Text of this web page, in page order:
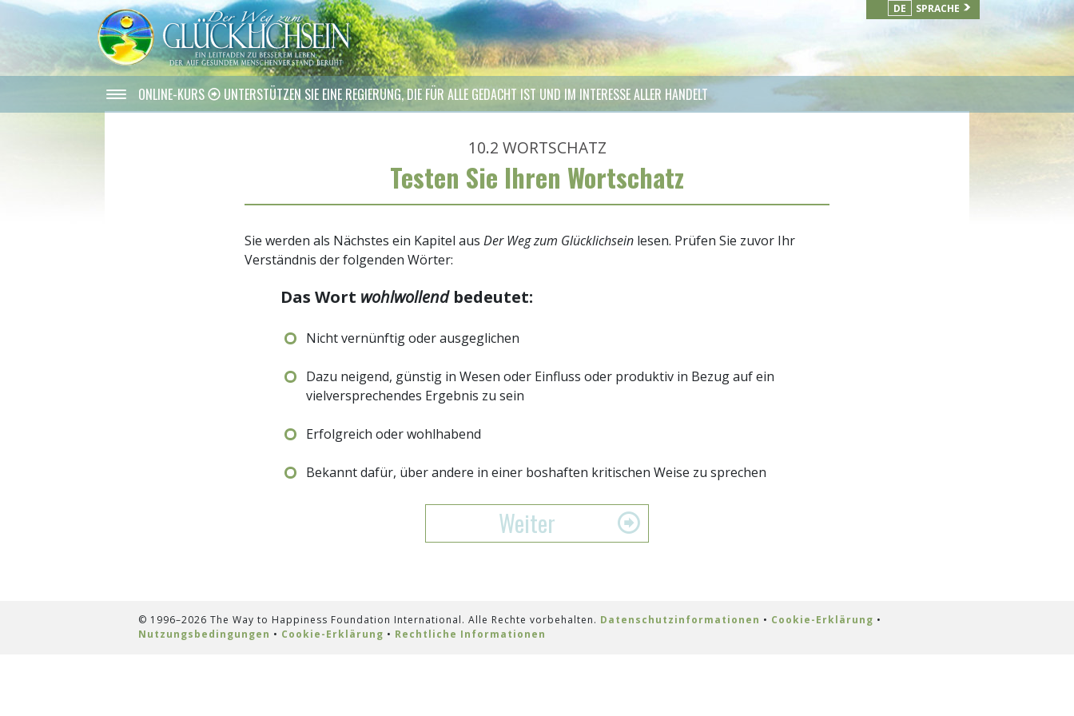
DE SPRACHE
ONLINE-KURS UNTERSTÜTZEN SIE EINE REGIERUNG, DIE FÜR ALLE GEDACHT IST UND IM INTERESSE ALLER HANDELT
10.2 WORTSCHATZ
Testen Sie Ihren Wortschatz
Sie werden als Nächstes ein Kapitel aus Der Weg zum Glücklichseinlesen. Prüfen Sie zuvor Ihr
Verständnis der folgenden Wörter:
Das Wort wohlwollendbedeutet:
Nicht vernünftig oder ausgeglichen
Dazu neigend, günstig in Wesen oder Einfluss oder produktiv in Bezug auf ein
vielversprechendes Ergebnis zu sein
Erfolgreich oder wohlhabend
Bekannt dafür, über andere in einer boshaften kritischen Weise zu sprechen
Weiter
© 1996–2026 The Way to Happiness Foundation International. Alle Rechte vorbehalten. Datenschutzinformationen • Cookie-Erklärung •
Nutzungsbedingungen • Cookie-Erklärung • Rechtliche Informationen